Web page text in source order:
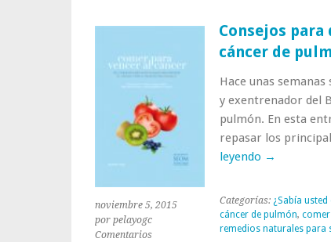
como
antitumoral?»
noviembre 5, 2015
por pelayogc
Comentarios
Consejos
cáncer de
Hace unas
y exentrenador del
pulmón. En esta
repasar los
leyendo →
Categorías: ¿Sabía usted
cáncer de pulmón, comer
remedios naturales para